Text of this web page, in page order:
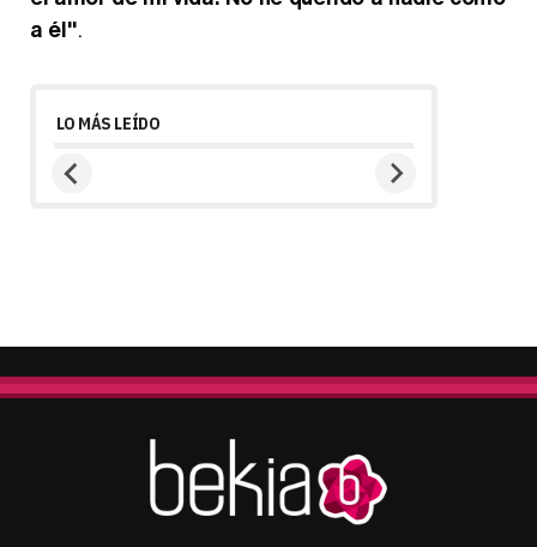
a él".
LO MÁS LEÍDO